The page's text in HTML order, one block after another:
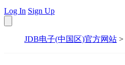
Log In Sign Up
JDB电子(中国区)官方网站 >